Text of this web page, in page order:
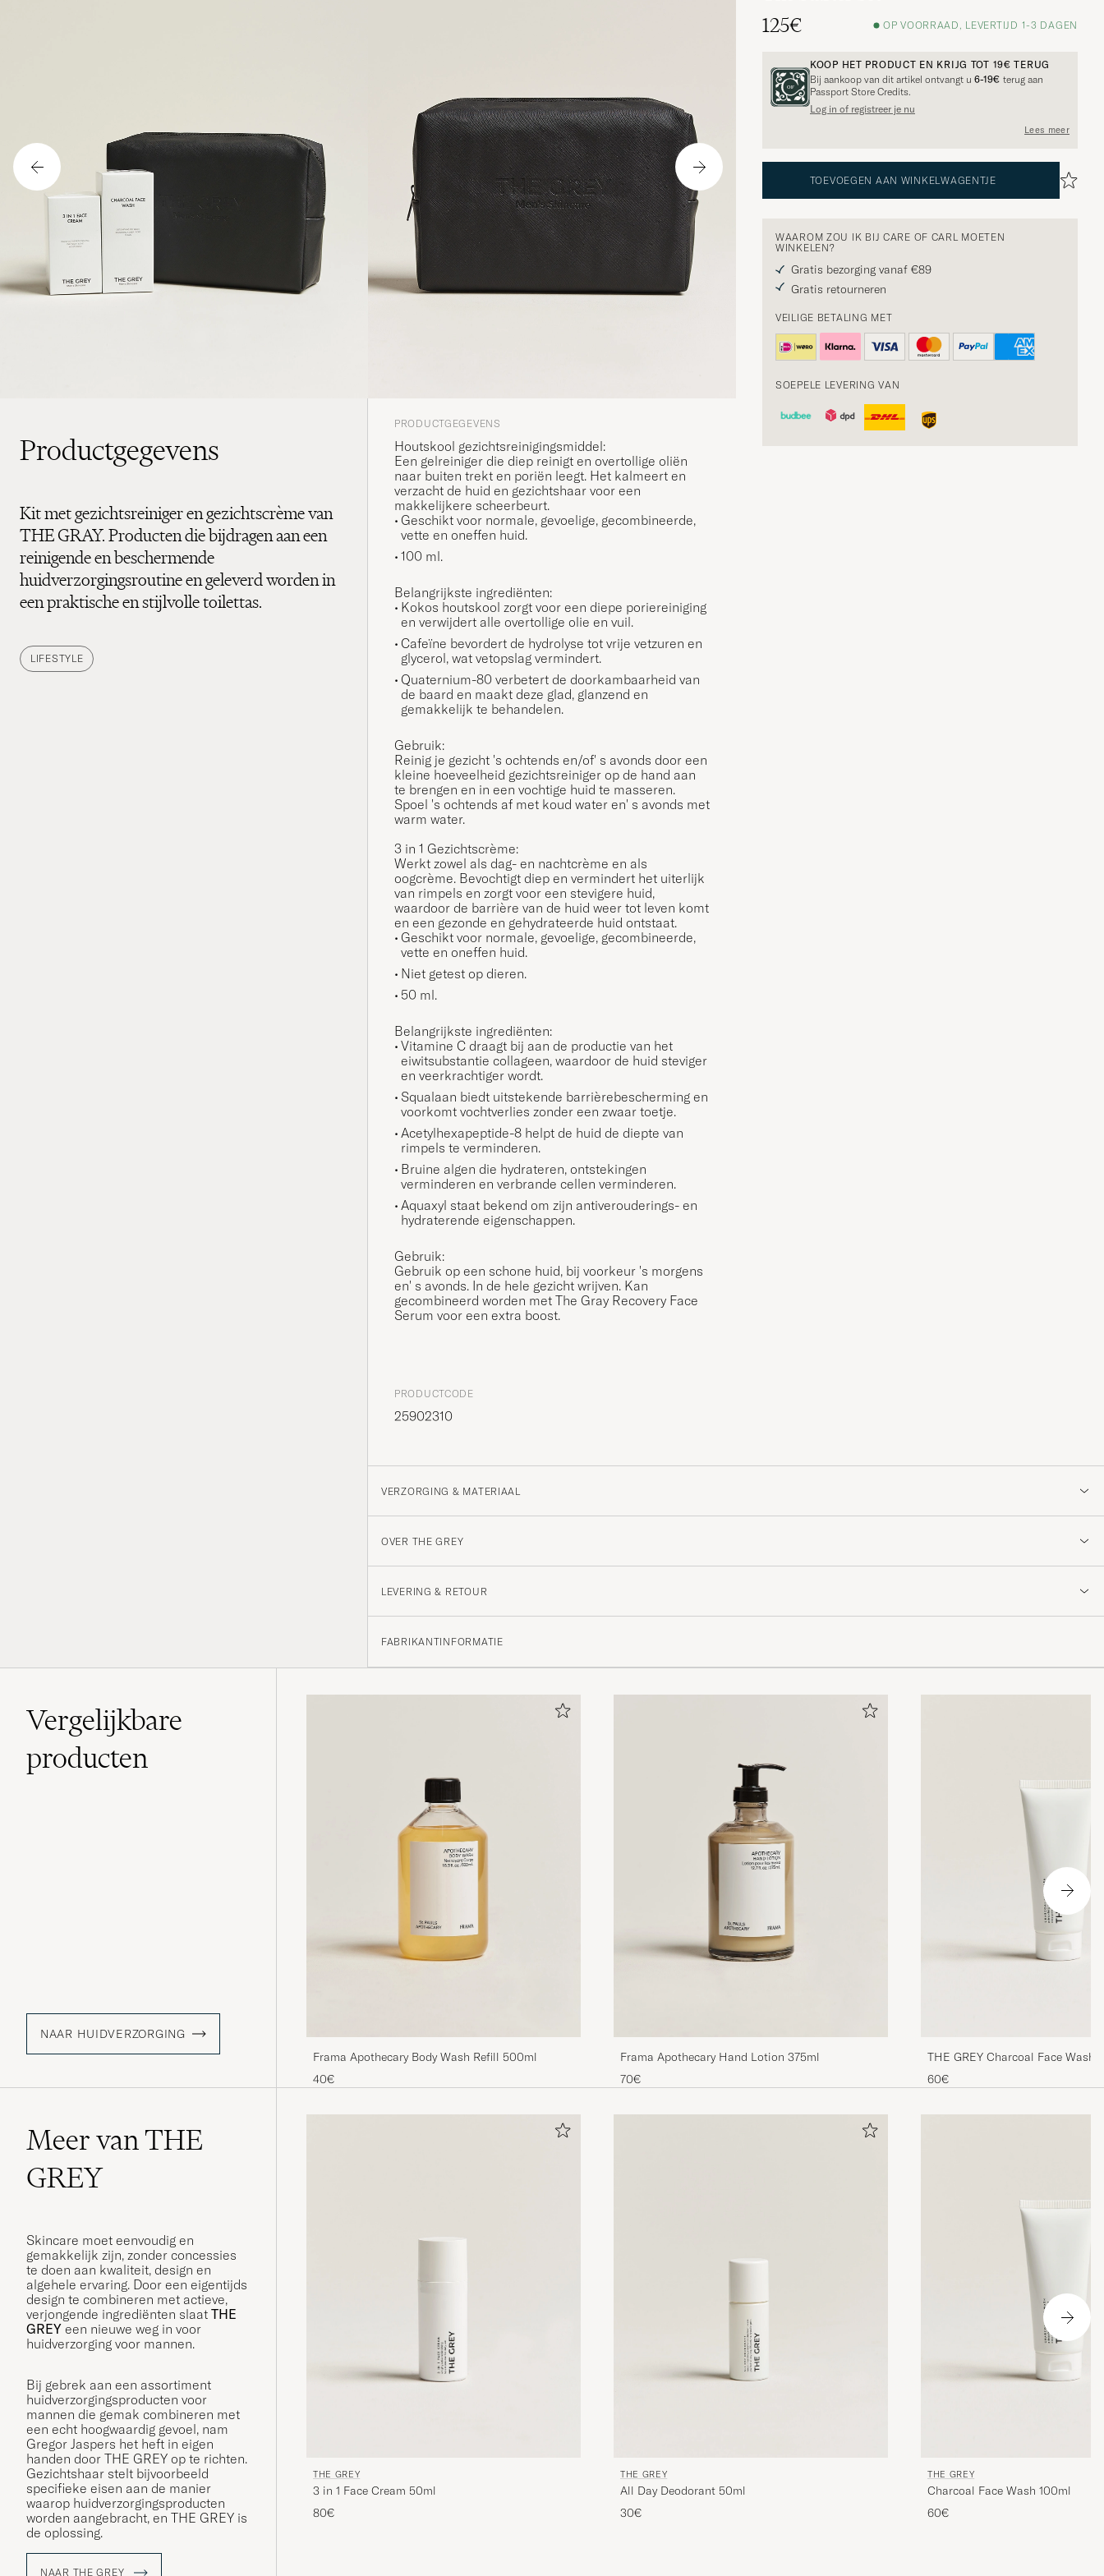
125€
OP VOORRAAD, LEVERTIJD 1-3 DAGEN
KOOP HET PRODUCT EN KRIJG TOT 19€ TERUG
Bij aankoop van dit artikel ontvangt u 6-19€ terug aan
Passport Store Credits.
Log in of registreer je nu
Lees meer
TOEVOEGEN AAN WINKELWAGENTJE
WAAROM ZOU IK BIJ CARE OF CARL MOETEN
WINKELEN?
Gratis bezorging vanaf €89
Gratis retourneren
VEILIGE BETALING MET
SOEPELE LEVERING VAN
Productgegevens
Kit met gezichtsreiniger en gezichtscrème van
THE GRAY. Producten die bijdragen aan een
reinigende en beschermende
huidverzorgingsroutine en geleverd worden in
een praktische en stijlvolle toilettas.
LIFESTYLE
PRODUCTGEGEVENS
Houtskool gezichtsreinigingsmiddel:
Een gelreiniger die diep reinigt en overtollige oliën
naar buiten trekt en poriën leegt. Het kalmeert en
verzacht de huid en gezichtshaar voor een
makkelijkere scheerbeurt.
Geschikt voor normale, gevoelige, gecombineerde,
vette en oneffen huid.
100 ml.
Belangrijkste ingrediënten:
Kokos houtskool zorgt voor een diepe poriereiniging
en verwijdert alle overtollige olie en vuil.
Cafeïne bevordert de hydrolyse tot vrije vetzuren en
glycerol, wat vetopslag vermindert.
Quaternium-80 verbetert de doorkambaarheid van
de baard en maakt deze glad, glanzend en
gemakkelijk te behandelen.
Gebruik:
Reinig je gezicht 's ochtends en/of' s avonds door een
kleine hoeveelheid gezichtsreiniger op de hand aan
te brengen en in een vochtige huid te masseren.
Spoel 's ochtends af met koud water en' s avonds met
warm water.
3 in 1 Gezichtscrème:
Werkt zowel als dag- en nachtcrème en als
oogcrème. Bevochtigt diep en vermindert het uiterlijk
van rimpels en zorgt voor een stevigere huid,
waardoor de barrière van de huid weer tot leven komt
en een gezonde en gehydrateerde huid ontstaat.
Geschikt voor normale, gevoelige, gecombineerde,
vette en oneffen huid.
Niet getest op dieren.
50 ml.
Belangrijkste ingrediënten:
Vitamine C draagt bij aan de productie van het
eiwitsubstantie collageen, waardoor de huid steviger
en veerkrachtiger wordt.
Squalaan biedt uitstekende barrièrebescherming en
voorkomt vochtverlies zonder een zwaar toetje.
Acetylhexapeptide-8 helpt de huid de diepte van
rimpels te verminderen.
Bruine algen die hydrateren, ontstekingen
verminderen en verbrande cellen verminderen.
Aquaxyl staat bekend om zijn antiverouderings- en
hydraterende eigenschappen.
Gebruik:
Gebruik op een schone huid, bij voorkeur 's morgens
en' s avonds. In de hele gezicht wrijven. Kan
gecombineerd worden met The Gray Recovery Face
Serum voor een extra boost.
PRODUCTCODE
25902310
VERZORGING & MATERIAAL
OVER THE GREY
LEVERING & RETOUR
FABRIKANTINFORMATIE
Vergelijkbare
producten
NAAR HUIDVERZORGING
Frama Apothecary Body Wash Refill 500ml
40€
Frama Apothecary Hand Lotion 375ml
70€
THE GREY Charcoal Face Wash
60€
Meer van THE
GREY
Skincare moet eenvoudig en
gemakkelijk zijn, zonder concessies
te doen aan kwaliteit, design en
algehele ervaring. Door een eigentijds
design te combineren met actieve,
verjongende ingrediënten slaat THE
GREY een nieuwe weg in voor
huidverzorging voor mannen.
Bij gebrek aan een assortiment
huidverzorgingsproducten voor
mannen die gemak combineren met
een echt hoogwaardig gevoel, nam
Gregor Jaspers het heft in eigen
handen door THE GREY op te richten.
Gezichtshaar stelt bijvoorbeeld
specifieke eisen aan de manier
waarop huidverzorgingsproducten
worden aangebracht, en THE GREY is
de oplossing.
NAAR THE GREY
THE GREY
3 in 1 Face Cream 50ml
80€
THE GREY
All Day Deodorant 50ml
30€
THE GREY
Charcoal Face Wash 100ml
60€